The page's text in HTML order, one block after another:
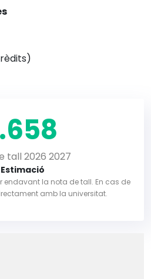
tall 2026 2027
endavant la nota de tall. En cas de
amb la universitat.